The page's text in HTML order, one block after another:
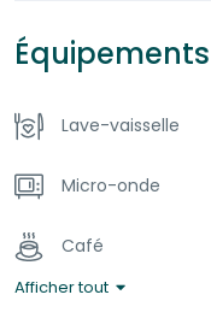
Le logement peut
de :
* 1 chambre avec 2 lits
* 1 salle de bain avec
vasque
{LES POINTS FORTS} :
Équipements
Lave-vaisselle
Micro-onde
Café
Afficher tout